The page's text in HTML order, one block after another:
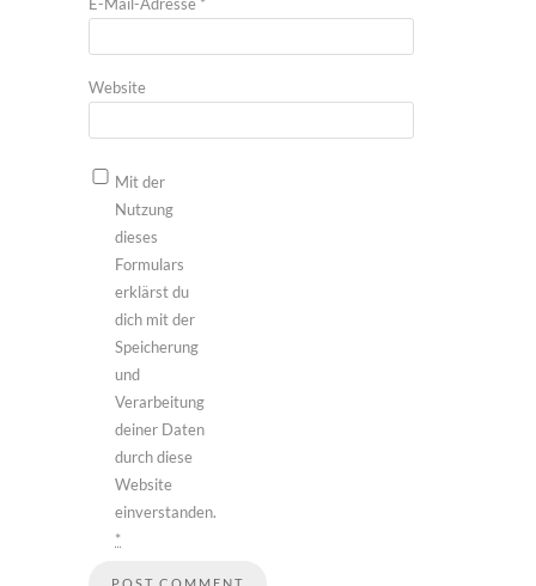
Website
Mit der
Nutzung
dieses
Formulars
erklärst du
dich mit der
Speicherung
und
Verarbeitung
deiner Daten
durch diese
Website
einverstanden.
*